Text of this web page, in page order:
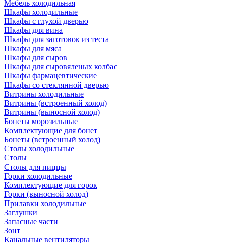
Мебель холодильная
Шкафы холодильные
Шкафы с глухой дверью
Шкафы для вина
Шкафы для заготовок из теста
Шкафы для мяса
Шкафы для сыров
Шкафы для сыровяленых колбас
Шкафы фармацевтические
Шкафы со стеклянной дверью
Витрины холодильные
Витрины (встроенный холод)
Витрины (выносной холод)
Бонеты морозильные
Комплектующие для бонет
Бонеты (встроенный холод)
Столы холодильные
Столы
Столы для пиццы
Горки холодильные
Комплектующие для горок
Горки (выносной холод)
Прилавки холодильные
Заглушки
Запасные части
Зонт
Канальные вентиляторы